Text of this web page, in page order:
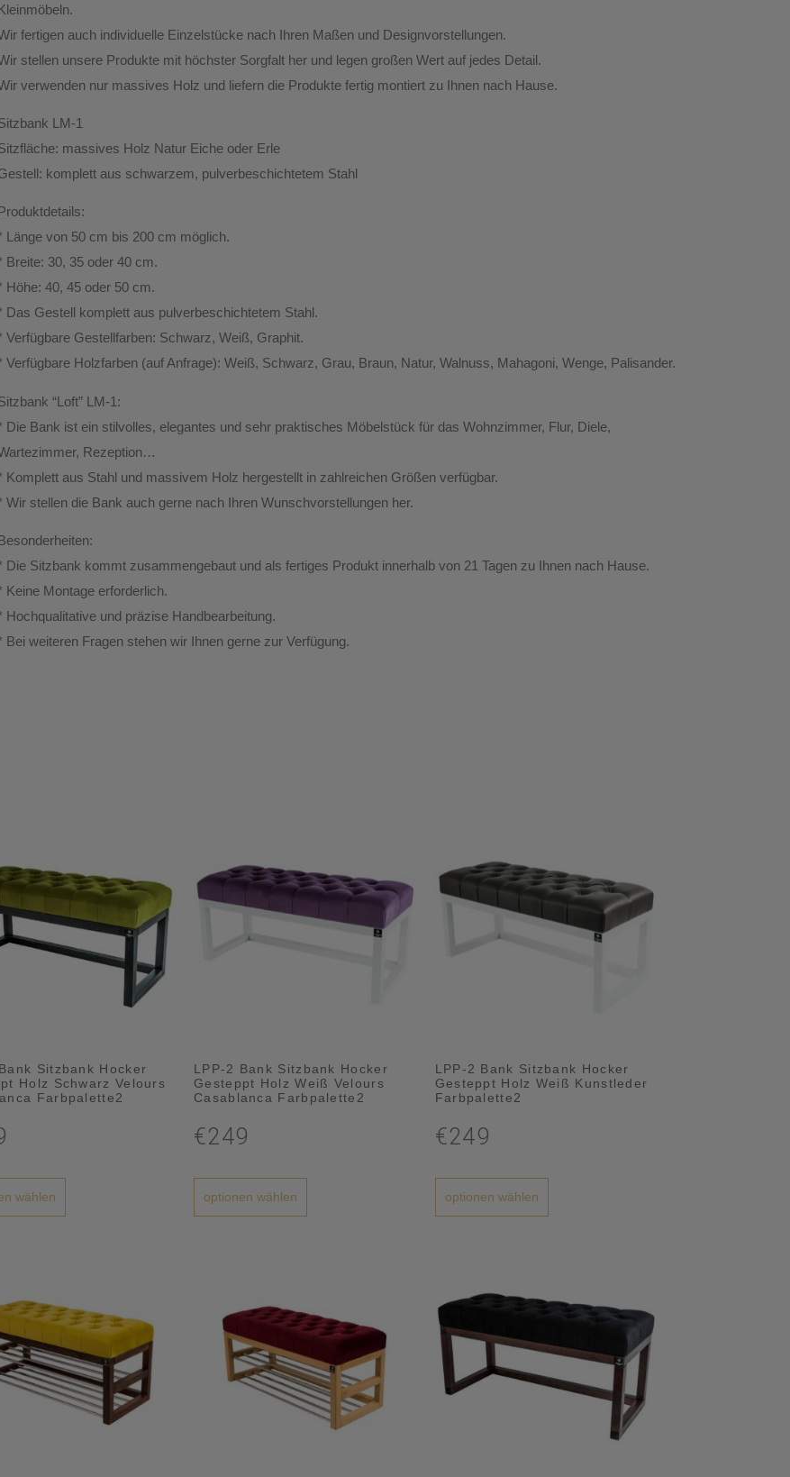
fertigen auch individuelle Einzelstücke nach Ihren Maßen und Designvorstellungen.
stellen unsere Produkte mit höchster Sorgfalt her und legen großen Wert auf jedes Detail.
verwenden nur massives Holz und liefern die Produkte fertig montiert zu Ihnen nach Hause.
LM-1
massives Holz Natur Eiche oder Erle
komplett aus schwarzem, pulverbeschichtetem Stahl
Länge von 50 cm bis 200 cm möglich.
Breite: 30, 35 oder 40 cm.
Höhe: 40, 45 oder 50 cm.
Das Gestell komplett aus pulverbeschichtetem Stahl.
Verfügbare Gestellfarben: Schwarz, Weiß, Graphit.
Verfügbare Holzfarben (auf Anfrage): Weiß, Schwarz, Grau, Braun, Natur, Walnuss, Mahagoni, Wenge, Palisander.
“Loft” LM-1:
Die Bank ist ein stilvolles, elegantes und sehr praktisches Möbelstück für das Wohnzimmer, Flur, Diele,
Rezeption…
Komplett aus Stahl und massivem Holz hergestellt in zahlreichen Größen verfügbar.
Wir stellen die Bank auch gerne nach Ihren Wunschvorstellungen her.
Die Sitzbank kommt zusammengebaut und als fertiges Produkt innerhalb von 21 Tagen zu Ihnen nach Hause.
Keine Montage erforderlich.
Hochqualitative und präzise Handbearbeitung.
Bei weiteren Fragen stehen wir Ihnen gerne zur Verfügung.
Sitzbank Hocker
Holz Schwarz Velours
Farbpalette2
wählen
LPP-2 Bank Sitzbank Hocker
Gesteppt Holz Weiß Velours
Casablanca Farbpalette2
€249
optionen wählen
LPP-2 Bank Sitzbank Hocker
Gesteppt Holz Weiß Kunstleder
Farbpalette2
€249
optionen wählen